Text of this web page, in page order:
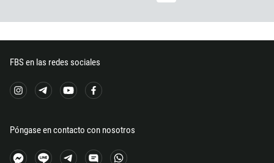
FBS en las redes sociales
Póngase en contacto con nosotros
594
689
49